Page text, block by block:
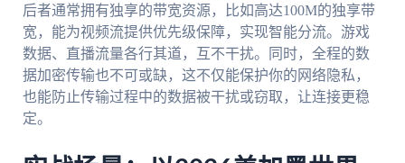
后者通常拥有独享的带宽资源，比如高达100M的独享带
宽，能为视频流提供优先级保障，实现智能分流。游戏
数据、直播流量各行其道，互不干扰。同时，全程的数
据加密传输也不可或缺，这不仅能保护你的网络隐私，
也能防止传输过程中的数据被干扰或窃取，让连接更稳
定。